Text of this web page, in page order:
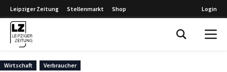
Leipziger Zeitung Stellenmarkt Shop Login
Wirtschaft Verbraucher